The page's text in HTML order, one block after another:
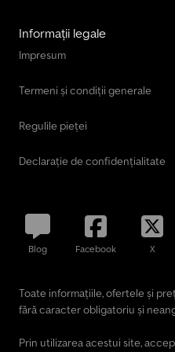
Informații legale
Impresum
Termeni și condiții generale
Regulile pieței
Declarație de confidențialitate
Blog Facebook X
Toate informațiile, ofertele și
fără caracter obligatoriu și
Prin utilizarea acestui site,